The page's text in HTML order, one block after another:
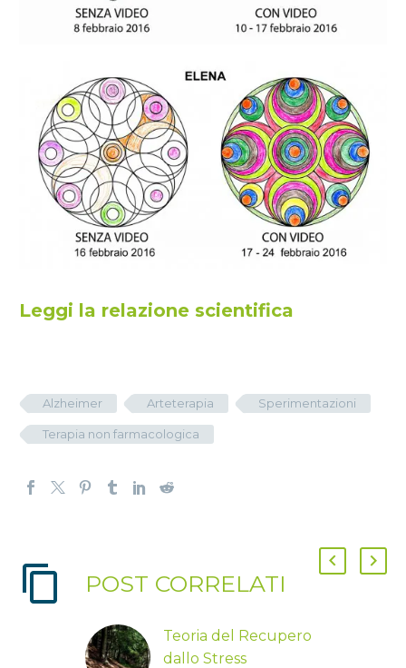
Leggi la relazione scientifica
Alzheimer Arteterapia Sperimentazioni
Terapia non farmacologica
POST CORRELATI
Teoria del Recupero
dallo Stress